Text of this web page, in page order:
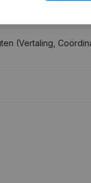
(Vertaling,